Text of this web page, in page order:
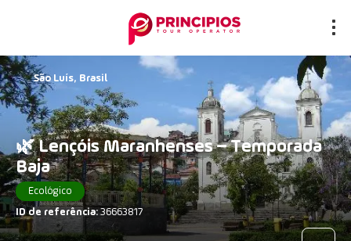
🌿 Lençóis Maranhenses – Temporada
Baja
Ecológico
ID de referência: 36663817
São Luís, Brasil